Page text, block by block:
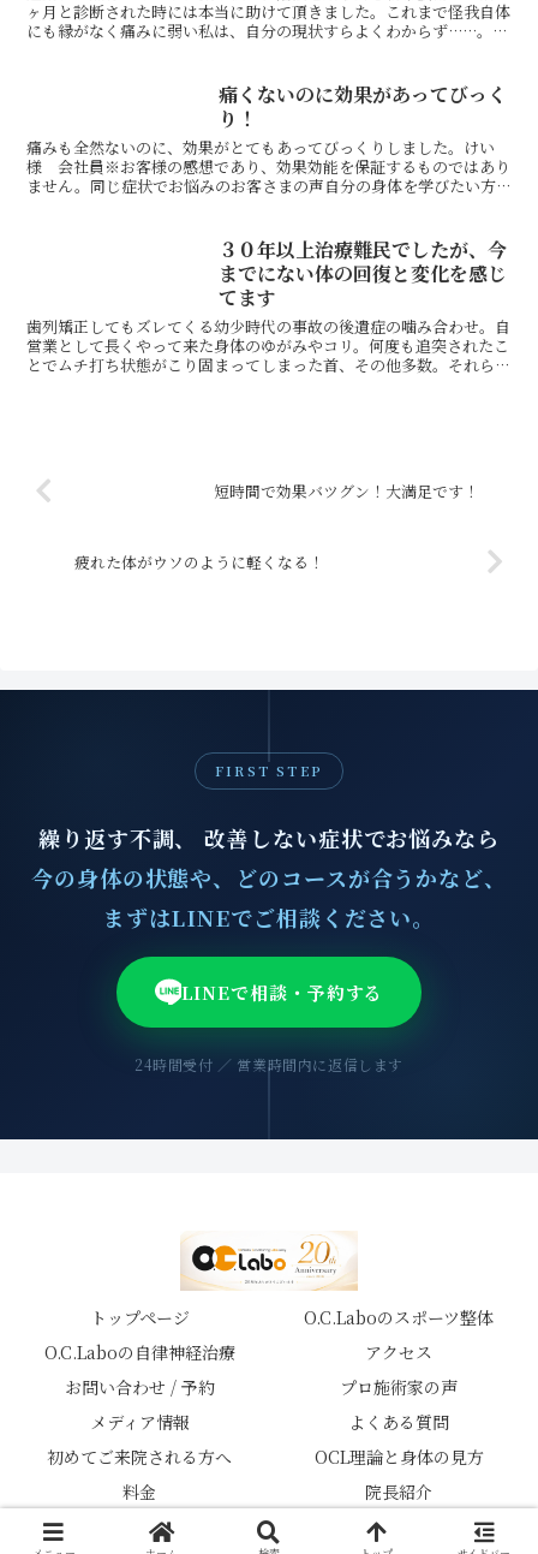
ヶ月と診断された時には本当に助けて頂きました。これまで怪我自体
にも縁がなく痛みに弱い私は、自分の現状すらよくわからず……。毎
痛くないのに効果があってびっく
り！
痛みも全然ないのに、効果がとてもあってびっくりしました。けい
様 会社員※お客様の感想であり、効果効能を保証するものではあり
ません。同じ症状でお悩みのお客さまの声自分の身体を学びたい方
３０年以上治療難民でしたが、今
までにない体の回復と変化を感じ
てます
歯列矯正してもズレてくる幼少時代の事故の後遺症の噛み合わせ。自
営業として長くやって来た身体のゆがみやコリ。何度も追突されたこ
とでムチ打ち状態がこり固まってしまった首、その他多数。それらの
短時間で効果バツグン！大満足です！
疲れた体がウソのように軽くなる！
FIRST STEP
繰り返す不調、 改善しない症状でお悩みなら
今の身体の状態や、どのコースが合うかなど、
まずはLINEでご相談ください。
LINEで相談・予約する
24時間受付 ／ 営業時間内に返信します
トップページ
O.C.Laboのスポーツ整体
O.C.Laboの自律神経治療
アクセス
お問い合わせ / 予約
プロ施術家の声
メディア情報
よくある質問
初めてご来院される方へ
OCL理論と身体の見方
料金
院長紹介
© 2026 スポーツ鍼灸整体院 O.C.Labo.